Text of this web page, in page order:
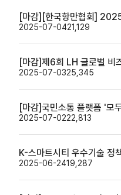
2025-07-0421,129
2025-07-0325,345
[마감]국민소통 플랫폼 '
2025-07-0222,813
K-스마트시티 우수기술 정
2025-06-2419,287